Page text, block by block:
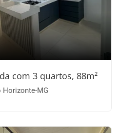
com 3 quartos, 88m²
Horizonte-MG